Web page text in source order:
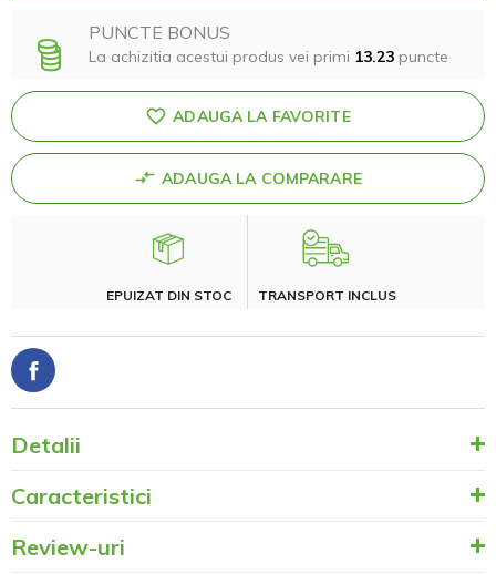
PUNCTE BONUS
La achizitia acestui produs vei primi 13.23 puncte
ADAUGA LA FAVORITE
ADAUGA LA COMPARARE
EPUIZAT DIN STOC TRANSPORT INCLUS
Detalii
Caracteristici
Review-uri